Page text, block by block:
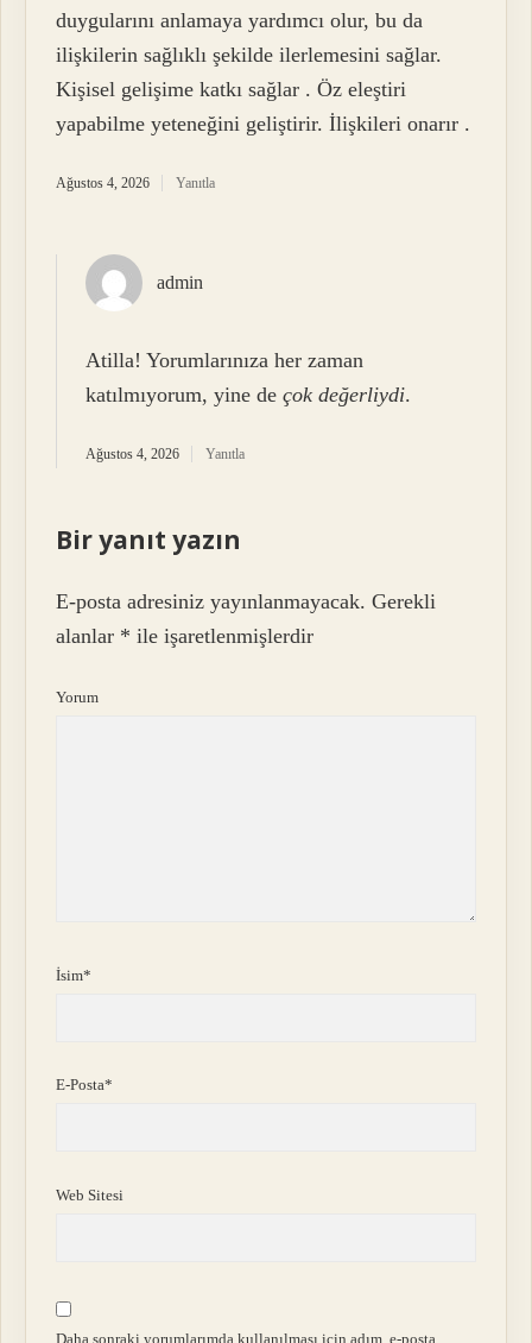
duygularını anlamaya yardımcı olur, bu da
ilişkilerin sağlıklı şekilde ilerlemesini sağlar.
Kişisel gelişime katkı sağlar . Öz eleştiri
yapabilme yeteneğini geliştirir. İlişkileri onarır .
Ağustos 4, 2026 Yanıtla
admin
Atilla! Yorumlarınıza her zaman
katılmıyorum, yine deçok değerliydi.
Ağustos 4, 2026 Yanıtla
Bir yanıt yazın
E-posta adresiniz yayınlanmayacak. Gerekli
alanlar * ile işaretlenmişlerdir
Yorum
İsim*
E-Posta*
Web Sitesi
Daha sonraki yorumlarımda kullanılması için adım, e-posta